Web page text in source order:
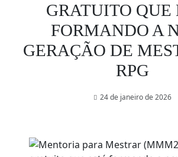
GRATUITO QUE
FORMANDO A
GERAÇÃO DE
RPG
24 de janeiro de 2026